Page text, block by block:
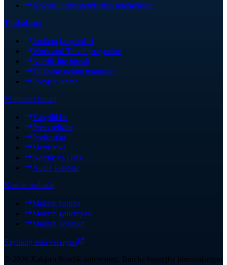
Xalqaro uchrashuvlardan fotolavhalar
Talabalarga
Imtihon jarayonlari
Work and Travel jarayonlari
Nordik life jurnali
Talabalar uchun manbalar
Fotojamlanma
Matbuot xizmati
Yangiliklar
Press relizlar
Podkastlar
Mediateka
Nordik va OAV
Audio kitoblar
Nordik maktabi
Maktab haqida
Maktab gallereyasi
Maktab kontakti
Saytning eski versiyasi
© 2026 Xalqaro Nordik universiteti. Barcha huquqlar himoyalangan